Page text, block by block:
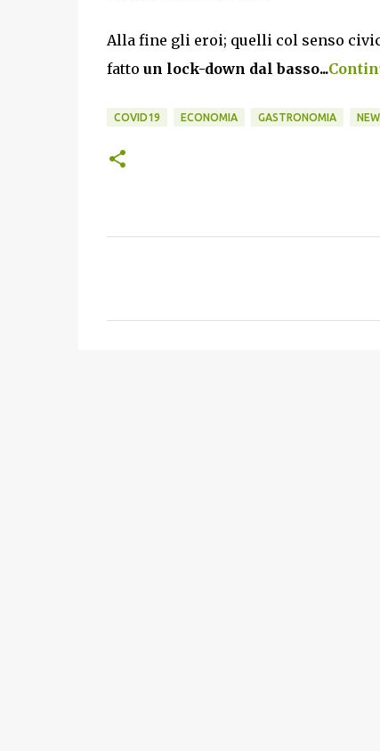
Alla fine gli eroi; quelli col senso
fatto un lock-down dal basso...
COVID19 ECONOMIA GASTRONOMIA